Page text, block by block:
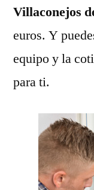
Villaconejos
euros. Y
equipo y la
para ti.